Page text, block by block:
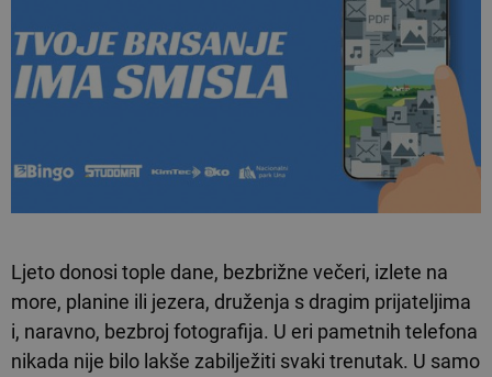
Ljeto donosi tople dane, bezbrižne večeri, izlete na
more, planine ili jezera, druženja s dragim prijateljima
i, naravno, bezbroj fotografija. U eri pametnih telefona
nikada nije bilo lakše zabilježiti svaki trenutak. U samo